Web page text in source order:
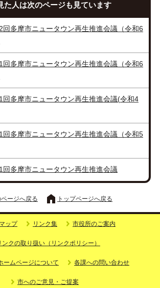
た人は次のページも見ています
回多摩市ニュータウン再生推進会議（令和6
回多摩市ニュータウン再生推進会議（令和6
回多摩市ニュータウン再生推進会議(令和4
回多摩市ニュータウン再生推進会議（令和5
回多摩市ニュータウン再生推進会議
ージへ戻る トップページへ戻る
ップ リンク集 市役所のご案内
ンクの取り扱い（リンクポリシー）
ームページについて 各課への問い合わせ
市へのご意見・ご提案